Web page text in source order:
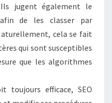
jugent également le
de les classer par
cela se fait
qui sont susceptibles
que les algorithmes
toujours efficace, SEO